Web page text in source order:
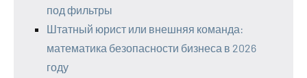
под фильтры
Штатный юрист или внешняя команда:
математика безопасности бизнеса в 2026
году